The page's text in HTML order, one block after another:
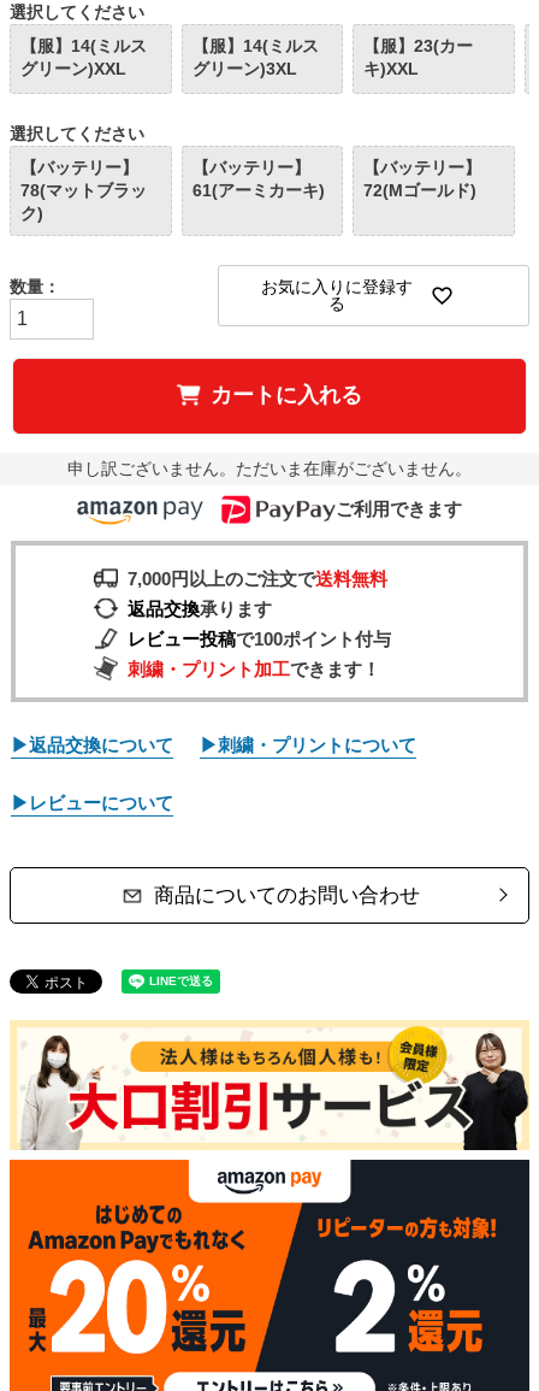
選択してください
【服】14(ミルス
グリーン)XXL
【服】14(ミルス
グリーン)3XL
【服】23(カー
キ)XXL
選択してください
【バッテリー】
78(マットブラッ
ク)
【バッテリー】
61(アーミカーキ)
【バッテリー】
72(Mゴールド)
お気に入りに登録す
る
カートに入れる
申し訳ございません。ただいま在庫がございません。
ご利用できます
7,000円以上のご注文で送料無料
返品交換承ります
レビュー投稿で100ポイント付与
刺繍・プリント加工できます！
▶返品交換について ▶刺繍・プリントについて
▶レビューについて
商品についてのお問い合わせ